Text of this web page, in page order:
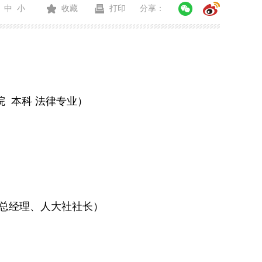
中 小 收藏 打印 分享：
本科 法律专业）
理、人大社社长）